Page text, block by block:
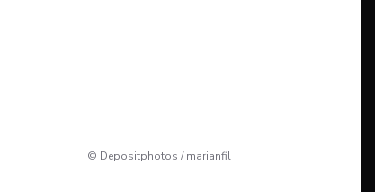
© Depositphotos / marianfil